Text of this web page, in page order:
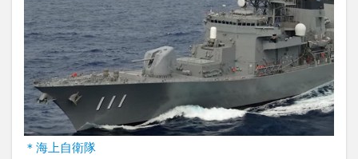
＊海上自衛隊